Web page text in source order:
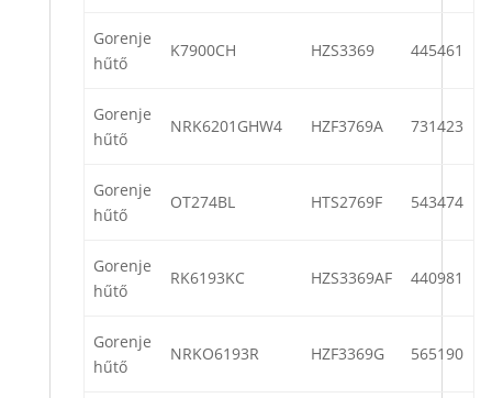
Gorenje
hűtő
K7900CH HZS3369 445461
Gorenje
hűtő
NRK6201GHW4 HZF3769A 731423
Gorenje
hűtő
OT274BL HTS2769F 543474
Gorenje
hűtő
RK6193KC HZS3369AF 440981
Gorenje
hűtő
NRKO6193R HZF3369G 565190